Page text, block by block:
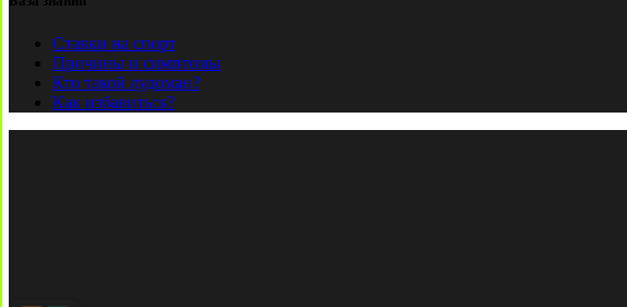
Ставки на спорт
Причины и симптомы
Кто такой лудоман?
Как избавиться?